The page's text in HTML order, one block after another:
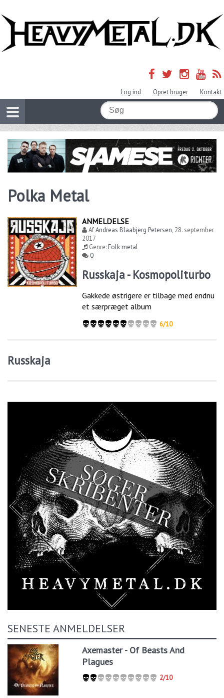
Log ind Opret bruger Kontakt
Polka Metal
ANMELDELSE
AfAndreas Blaabjerg Petersen, 28. september
2017
Genre:Folk metal
0
Russkaja - Kosmopoliturbo
Gakkede østrigere er tilbage med endnu
et særpræget album
6/10
Russkaja
SENESTE ANMELDELSER
Axemaster - Of Beasts And
Plagues
2/10